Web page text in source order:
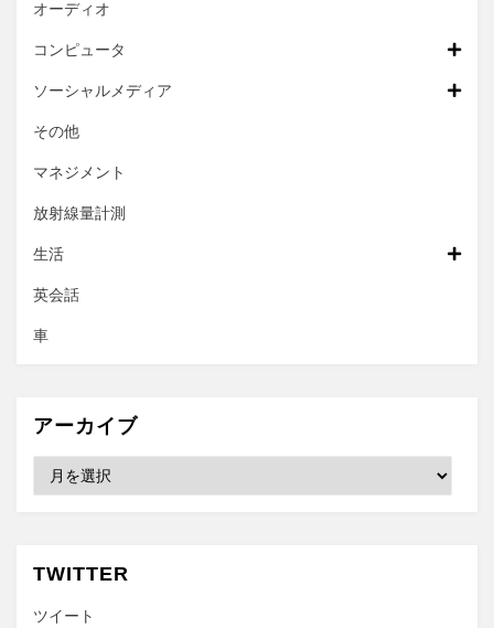
オーディオ
コンピュータ
ソーシャルメディア
その他
マネジメント
放射線量計測
生活
英会話
車
アーカイブ
ブ
TWITTER
ツイート